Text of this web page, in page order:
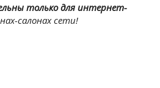
только для интернет-
салонах сети!